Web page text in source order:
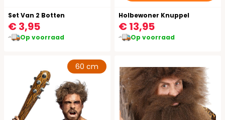
Set Van 2 Botten
€ 3,95
Op voorraad
Holbewoner Knuppel
€ 13,95
Op voorraad
60 cm